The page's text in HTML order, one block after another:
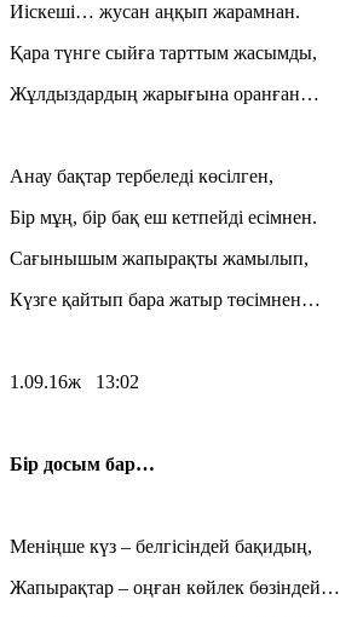
Иіскеші… жусан аңқып жарамнан.
Қара түнге сыйға тарттым жасымды,
Жұлдыздардың жарығына оранған…
Анау бақтар тербеледі көсілген,
Бір мұң, бір бақ еш кетпейді есімнен.
Сағынышым жапырақты жамылып,
Күзге қайтып бара жатыр төсімнен…
1.09.16ж 13:02
Бір досым бар…
Меніңше күз – белгісіндей бақидың,
Жапырақтар – оңған көйлек бөзіндей…